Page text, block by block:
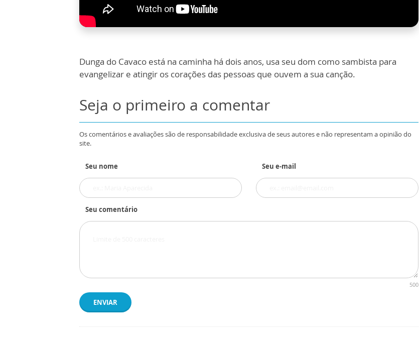
Dunga do Cavaco está na caminha há dois anos, usa seu dom como sambista para
evangelizar e atingir os corações das pessoas que ouvem a sua canção.
Seja o primeiro a comentar
Os comentários e avaliações são de responsabilidade exclusiva de seus autores e não representam a opinião do
site.
Seu nome Seu e-mail
Seu comentário
500
ENVIAR